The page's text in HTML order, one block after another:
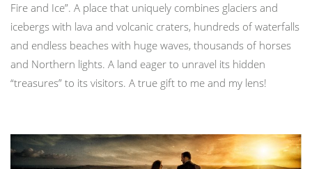
Fire and Ice”. A place that uniquely combines glaciers and
icebergs with lava and volcanic craters, hundreds of waterfalls
and endless beaches with huge waves, thousands of horses
and Northern lights. A land eager to unravel its hidden
“treasures” to its visitors. A true gift to me and my lens!